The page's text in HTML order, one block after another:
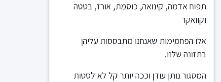
תפוח אדמה, קינואה, כוסמת, אורז, בטטה
וקוואקר
אלו הפחמימות שאנחנו מתבססות עליהן
בתזונה שלנו.
המסגור נותן עודן וככה יותר קל לא לסטות